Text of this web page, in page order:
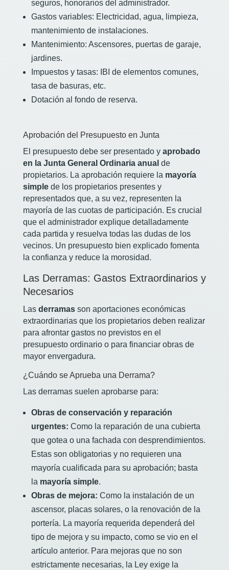
seguros, honorarios del administrador.
Gastos variables: Electricidad, agua, limpieza,
mantenimiento de instalaciones.
Mantenimiento: Ascensores, puertas de garaje,
jardines.
Impuestos y tasas: IBI de elementos comunes,
tasa de basuras, etc.
Dotación al fondo de reserva.
Aprobación del Presupuesto en Junta
El presupuesto debe ser presentado y aprobado
en la Junta General Ordinaria anual de
propietarios. La aprobación requiere la mayoría
simplede los propietarios presentes y
representados que, a su vez, representen la
mayoría de las cuotas de participación. Es crucial
que el administrador explique detalladamente
cada partida y resuelva todas las dudas de los
vecinos. Un presupuesto bien explicado fomenta
la confianza y reduce la morosidad.
Las Derramas: Gastos Extraordinarios y
Necesarios
Las derramasson aportaciones económicas
extraordinarias que los propietarios deben realizar
para afrontar gastos no previstos en el
presupuesto ordinario o para financiar obras de
mayor envergadura.
¿Cuándo se Aprueba una Derrama?
Las derramas suelen aprobarse para:
Obras de conservación y reparación
urgentes: Como la reparación de una cubierta
que gotea o una fachada con desprendimientos.
Estas son obligatorias y no requieren una
mayoría cualificada para su aprobación; basta
la mayoría simple.
Obras de mejora: Como la instalación de un
ascensor, placas solares, o la renovación de la
portería. La mayoría requerida dependerá del
tipo de mejora y su impacto, como se vio en el
artículo anterior. Para mejoras que no son
estrictamente necesarias, la Ley exige la